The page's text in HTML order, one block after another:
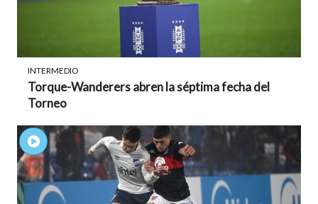
INTERMEDIO
Torque-Wanderers abren la séptima fecha del
Torneo